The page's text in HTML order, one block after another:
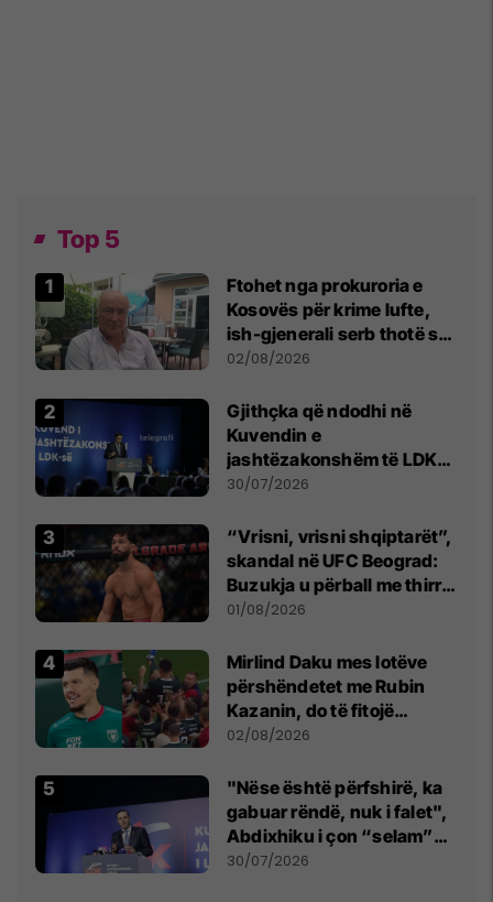
Top 5
Ftohet nga prokuroria e
Kosovës për krime lufte,
ish-gjenerali serb thotë se
dikush e tradhtoi në
02/08/2026
Gjithçka që ndodhi në
Kuvendin e
jashtëzakonshëm të LDK-
së
30/07/2026
“Vrisni, vrisni shqiptarët”,
skandal në UFC Beograd:
Buzukja u përball me thirrje
anti-shqiptare nga
01/08/2026
Mirlind Daku mes lotëve
përshëndetet me Rubin
Kazanin, do të fitojë
miliona te Spartak Moska
02/08/2026
"Nëse është përfshirë, ka
gabuar rëndë, nuk i falet",
Abdixhiku i çon “selam”
Përparim Ramës
30/07/2026